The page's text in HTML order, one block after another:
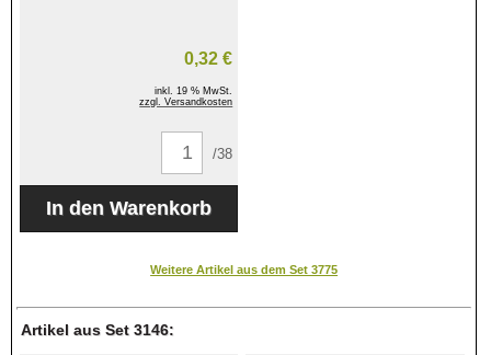
0,32 €
inkl. 19 % MwSt.
zzgl. Versandkosten
/38
Weitere Artikel aus dem Set 3775
Artikel aus Set 3146: